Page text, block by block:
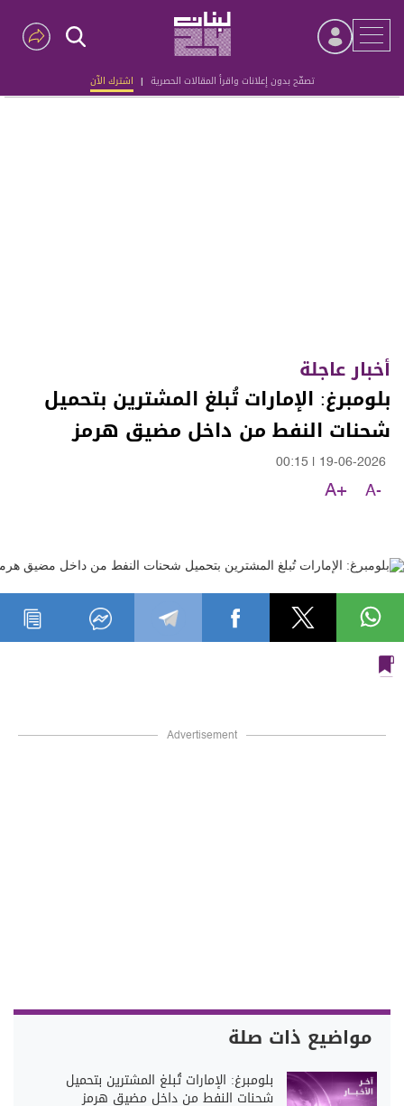
تصفّح بدون إعلانات واقرأ المقالات الحصرية | اشترك الآن
Advertisement
أخبار عاجلة
بلومبرغ: الإمارات تُبلغ المشترين بتحميل
شحنات النفط من داخل مضيق هرمز
19-06-2026
00:15
A-
A+
Advertisement
مواضيع ذات صلة
بلومبرغ: الإمارات تُبلغ المشترين بتحميل
شحنات النفط من داخل مضيق هرمز